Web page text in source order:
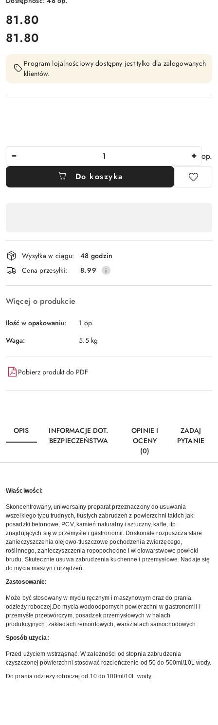
cena:
81.80
Cena:
81.80
Program lojalnościowy dostępny jest tylko dla zalogowanych
klientów.
op.
Do koszyka
płatność
i
dostawa
Wysyłka w ciągu:
48 godzin
Cena przesyłki:
8.99
Więcej o produkcie
Ilość w opakowaniu:
1 op.
Waga:
5.5 kg
Pobierz produkt do PDF
OPIS
INFORMACJE DOT.
BEZPIECZEŃSTWA
OPINIE I
OCENY
(0)
ZADAJ
PYTANIE
Właściwości:
Skoncentrowany, uniwersalny preparat przeznaczony do usuwania
wszelkiego typu trudnych, tłustych zabrudzeń z powierzchni takich jak:
posadzki betonowe, PCV, kamień naturalny i sztuczny, kafle, itp.
znajdujących się w przemyśle i gastronomii. Doskonale rozpuszcza stare
zanieczyszczenia olejowo-tłuszczowe pochodzenia zwierzęcego,
roślinnego, zanieczyszczenia ropopochodne i wielowarstwowe powłoki
brudu. Skutecznie usuwa zabrudzenia kuchenne i przemysłowe. Nadaje się
do mycia maszyn i urządzeń.
Zastosowanie:
Może być stosowany w myciu ręcznym i maszynowym oraz do prania
odzieży roboczej.Do mycia wodoodpornych powierzchni w gastronomii i
przemyśle przetwórczym, posadzek przemysłowych w halach
produkcyjnych, zakładach remontowych, warsztatach samochodowych.
Sposób użycia:
Przed użyciem wstrząsnąć. W zależności od stopnia zabrudzenia
czyszczonej powierzchni stosować rozcieńczenie od 50 do 500ml/10L wody.
Do prania odzieży roboczej od 10 do 100ml/10L wody.